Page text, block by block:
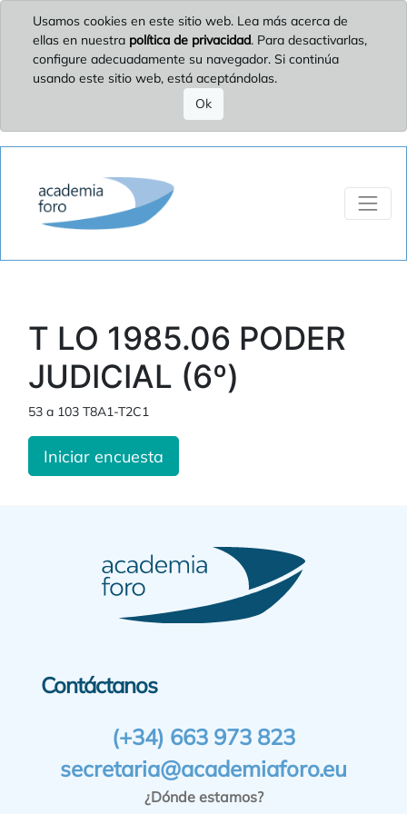
Usamos cookies en este sitio web. Lea más acerca de
ellas en nuestra política de privacidad. Para desactivarlas,
configure adecuadamente su navegador. Si continúa
usando este sitio web, está aceptándolas.
Ok
T LO 1985.06 PODER
JUDICIAL (6º)
53 a 103 T8A1-T2C1
Iniciar encuesta
Contáctanos
(+34) 663 973 823
secretaria@academiaforo.eu
¿Dónde estamos?